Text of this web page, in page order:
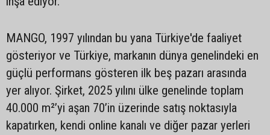
MANGO, 1997 yılından bu yana Türkiye'de faaliyet
gösteriyor ve Türkiye, markanın dünya genelindeki en
güçlü performans gösteren ilk beş pazarı arasında
yer alıyor. Şirket, 2025 yılını ülke genelinde toplam
40.000 m²’yi aşan 70’in üzerinde satış noktasıyla
kapatırken, kendi online kanalı ve diğer pazar yerleri